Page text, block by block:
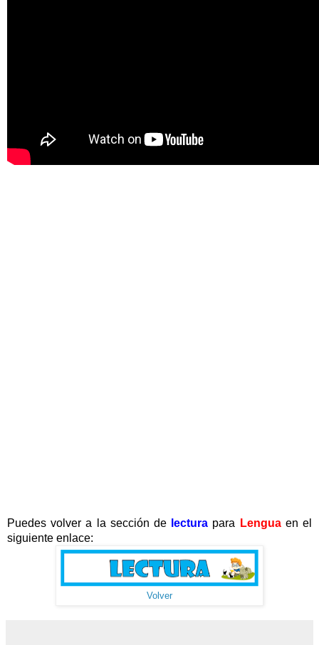
Puedes volver a la sección de lectura para Lengua en el
siguiente enlace:
Volver